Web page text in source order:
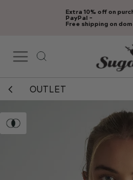
Extra 10% off on
PayPal -
Free shipping on
OUTLET
to
the